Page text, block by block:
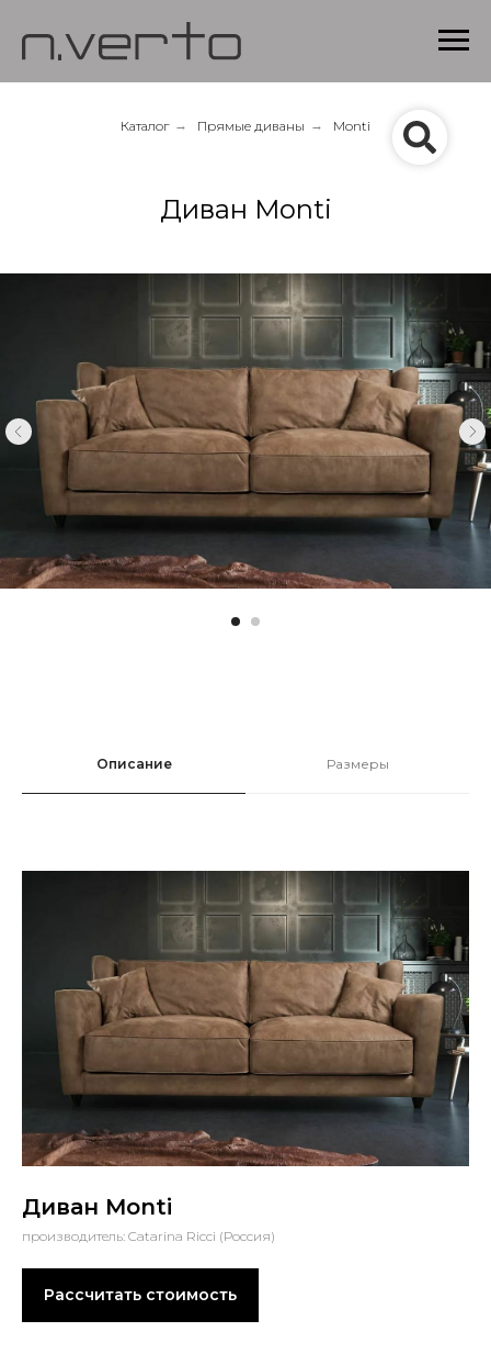
Каталог → Прямые диваны → Monti
Диван Monti
Описание Размеры
Диван Monti
производитель: Catarina Ricci (Россия)
Рассчитать стоимость